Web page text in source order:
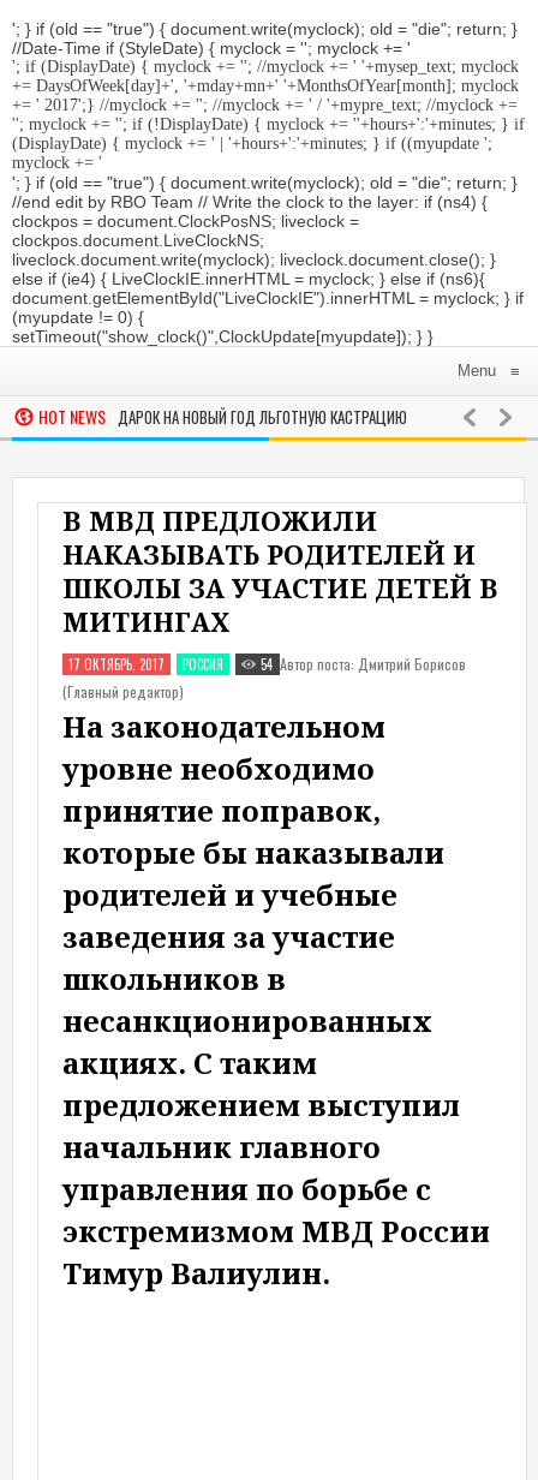
'; } if (old == "true") { document.write(myclock); old = "die"; return; }
//Date-Time if (StyleDate) { myclock = ''; myclock += '
'; if (DisplayDate) { myclock += ''; //myclock += ' '+mysep_text; myclock
+= DaysOfWeek[day]+', '+mday+mn+' '+MonthsOfYear[month]; myclock
+= ' 2017';} //myclock += ''; //myclock += ' / '+mypre_text; //myclock +=
''; myclock += ''; if (!DisplayDate) { myclock += ''+hours+':'+minutes; } if
(DisplayDate) { myclock += ' | '+hours+':'+minutes; } if ((myupdate ';
myclock += '
'; } if (old == "true") { document.write(myclock); old = "die"; return; }
//end edit by RBO Team // Write the clock to the layer: if (ns4) {
clockpos = document.ClockPosNS; liveclock =
clockpos.document.LiveClockNS;
liveclock.document.write(myclock); liveclock.document.close(); }
else if (ie4) { LiveClockIE.innerHTML = myclock; } else if (ns6){
document.getElementById("LiveClockIE").innerHTML = myclock; } if
(myupdate != 0) {
setTimeout("show_clock()",ClockUpdate[myupdate]); } }
Menu ≡
HOT NEWS
ПОЛУЧАТ В ПОДАРОК НА НОВЫЙ ГОД ЛЬГОТНУЮ КАСТРАЦИЮ РОССИЯ
В МВД ПРЕДЛОЖИЛИ
НАКАЗЫВАТЬ РОДИТЕЛЕЙ И
ШКОЛЫ ЗА УЧАСТИЕ ДЕТЕЙ В
МИТИНГАХ
17 ОКТЯБРЬ, 2017 РОССИЯ 54 Автор поста: Дмитрий Борисов
(Главный редактор)
На законодательном
уровне необходимо
принятие поправок,
которые бы наказывали
родителей и учебные
заведения за участие
школьников в
несанкционированных
акциях. С таким
предложением выступил
начальник главного
управления по борьбе с
экстремизмом МВД России
Тимур Валиулин.